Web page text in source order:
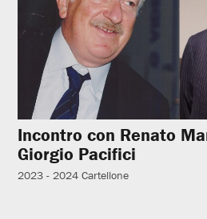
Incontro con Renato
Giorgio Pacifici
2023 - 2024 Cartellone